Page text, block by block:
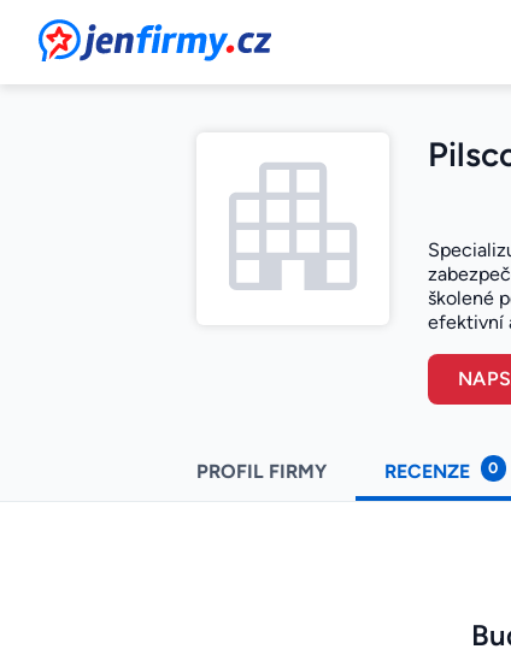
JenFirmy.cz
školené
efektivní
PROFIL FIRMY RECENZE 0